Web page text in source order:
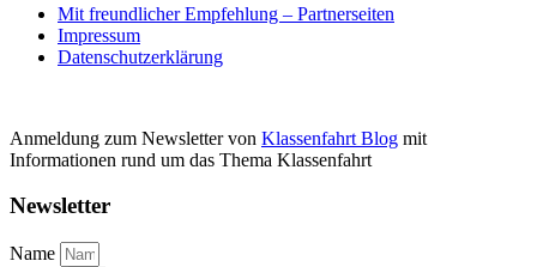
Mit freundlicher Empfehlung – Partnerseiten
Impressum
Datenschutzerklärung
Anmeldung zum Newsletter von Klassenfahrt Blog mit
Informationen rund um das Thema Klassenfahrt
Newsletter
Name